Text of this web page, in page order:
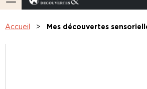
Accueil Mes découvertes